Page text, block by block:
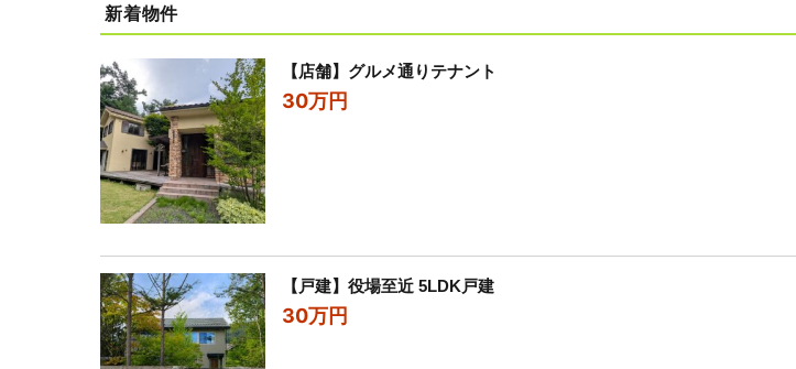
新着物件
【店舗】グルメ通りテナント
30万円
【戸建】役場至近 5LDK戸建
30万円